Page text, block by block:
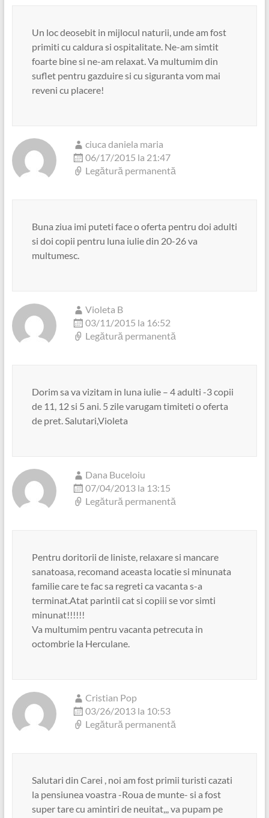
Un loc deosebit in mijlocul naturii, unde am fost
primiti cu caldura si ospitalitate. Ne-am simtit
foarte bine si ne-am relaxat. Va multumim din
suflet pentru gazduire si cu siguranta vom mai
reveni cu placere!
ciuca daniela maria
06/17/2015 la 21:47
Legătură permanentă
Buna ziua imi puteti face o oferta pentru doi adulti
si doi copii pentru luna iulie din 20-26 va
multumesc.
Violeta B
03/11/2015 la 16:52
Legătură permanentă
Dorim sa va vizitam in luna iulie – 4 adulti -3 copii
de 11, 12 si 5 ani. 5 zile varugam timiteti o oferta
de pret. Salutari,Violeta
Dana Buceloiu
07/04/2013 la 13:15
Legătură permanentă
Pentru doritorii de liniste, relaxare si mancare
sanatoasa, recomand aceasta locatie si minunata
familie care te fac sa regreti ca vacanta s-a
terminat.Atat parintii cat si copiii se vor simti
minunat!!!!!!
Va multumim pentru vacanta petrecuta in
octombrie la Herculane.
Cristian Pop
03/26/2013 la 10:53
Legătură permanentă
Salutari din Carei , noi am fost primii turisti cazati
la pensiunea voastra -Roua de munte- si a fost
super tare cu amintiri de neuitat,,, va pupam pe